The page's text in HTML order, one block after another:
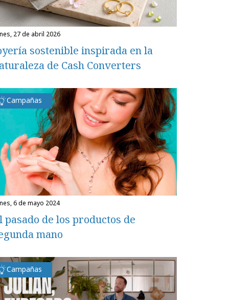
27 de abril 2026
sostenible inspirada en la
de Cash Converters
Campañas
6 de mayo 2024
pasado de los productos de
mano
Campañas